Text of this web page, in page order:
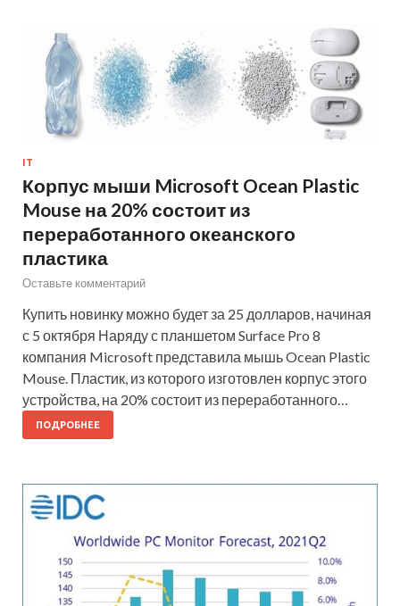
IT
Корпус мыши Microsoft Ocean Plastic
Mouse на 20% состоит из
переработанного океанского
пластика
Оставьте комментарий
Купить новинку можно будет за 25 долларов, начиная
с 5 октября Наряду с планшетом Surface Pro 8
компания Microsoft представила мышь Ocean Plastic
Mouse. Пластик, из которого изготовлен корпус этого
устройства, на 20% состоит из переработанного…
ПОДРОБНЕЕ